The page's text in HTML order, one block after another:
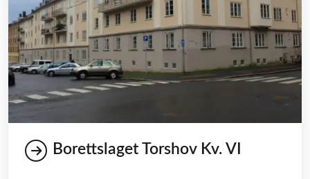
Borettslaget Torshov Kv. VI